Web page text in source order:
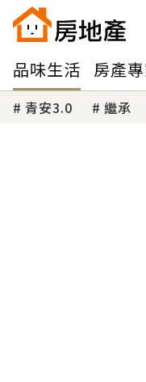
品味生活 房產
青安3.0 繼承